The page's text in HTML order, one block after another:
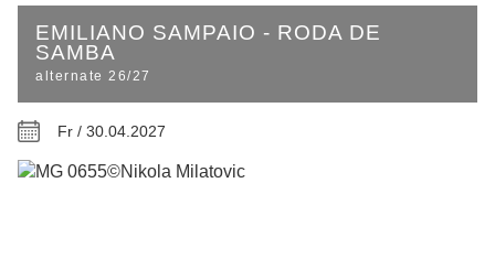
EMILIANO SAMPAIO - RODA DE
SAMBA
alternate 26/27
Fr / 30.04.2027